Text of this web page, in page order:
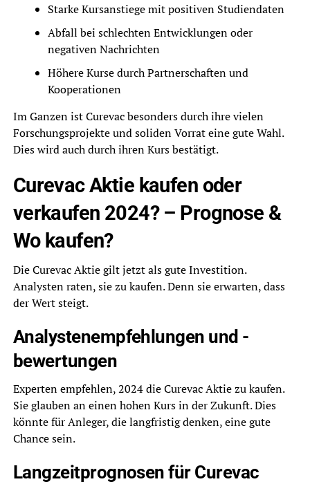
Starke Kursanstiege mit positiven Studiendaten
Abfall bei schlechten Entwicklungen oder
negativen Nachrichten
Höhere Kurse durch Partnerschaften und
Kooperationen
Im Ganzen ist Curevac besonders durch ihre vielen
Forschungsprojekte und soliden Vorrat eine gute Wahl.
Dies wird auch durch ihren Kurs bestätigt.
Curevac Aktie kaufen oder
verkaufen 2024? – Prognose &
Wo kaufen?
Die Curevac Aktie gilt jetzt als gute Investition.
Analysten raten, sie zu kaufen. Denn sie erwarten, dass
der Wert steigt.
Analystenempfehlungen und -
bewertungen
Experten empfehlen, 2024 die Curevac Aktie zu kaufen.
Sie glauben an einen hohen Kurs in der Zukunft. Dies
könnte für Anleger, die langfristig denken, eine gute
Chance sein.
Langzeitprognosen für Curevac